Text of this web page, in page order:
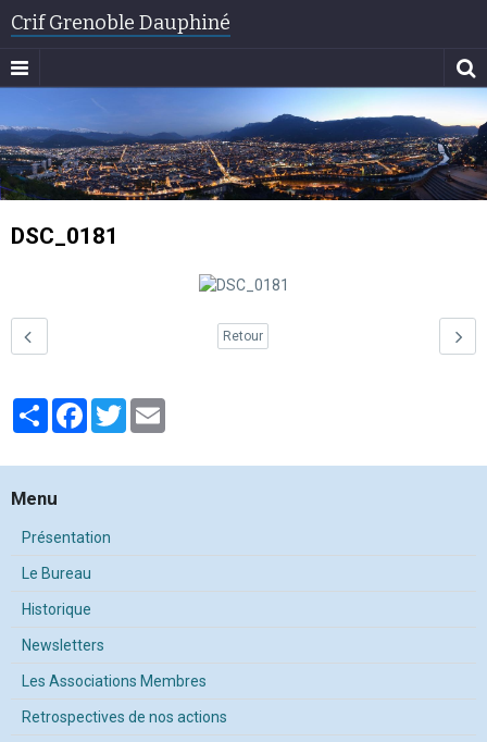
Crif Grenoble Dauphiné
DSC_0181
Retour
PartagerFacebook
Twitter
Menu
Présentation
Le Bureau
Historique
Newsletters
Les Associations Membres
Retrospectives de nos actions